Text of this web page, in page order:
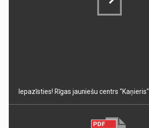
Iepazīsties! Rīgas jauniešu centrs "Kaņieris"